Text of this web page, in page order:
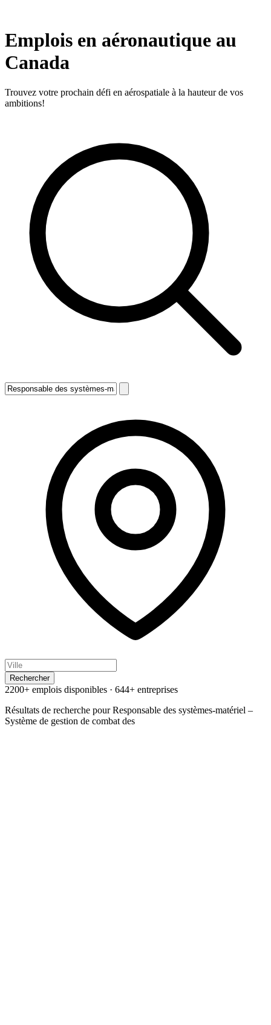
Emplois en aéronautique au
Canada
Trouvez votre prochain défi en aérospatiale à la hauteur de vos
ambitions!
Rechercher
2200+ emplois disponibles · 644+ entreprises
Résultats de recherche pourResponsable des systèmes-matériel –
Système de gestion de combat des